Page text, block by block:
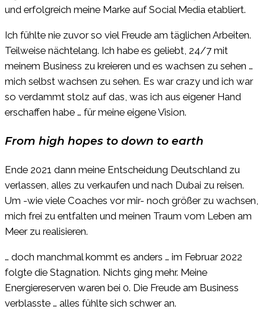
und erfolgreich meine Marke auf Social Media etabliert.
Ich fühlte nie zuvor so viel Freude am täglichen Arbeiten.
Teilweise nächtelang. Ich habe es geliebt, 24/7 mit
meinem Business zu kreieren und es wachsen zu sehen …
mich selbst wachsen zu sehen. Es war crazy und ich war
so verdammt stolz auf das, was ich aus eigener Hand
erschaffen habe … für meine eigene Vision.
From high hopes to down to earth
Ende 2021 dann meine Entscheidung Deutschland zu
verlassen, alles zu verkaufen und nach Dubai zu reisen.
Um -wie viele Coaches vor mir- noch größer zu wachsen,
mich frei zu entfalten und meinen Traum vom Leben am
Meer zu realisieren.
… doch manchmal kommt es anders … im Februar 2022
folgte die Stagnation. Nichts ging mehr. Meine
Energiereserven waren bei 0. Die Freude am Business
verblasste … alles fühlte sich schwer an.